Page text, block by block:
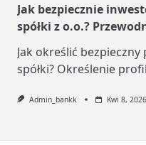
Jak bezpiecznie
spółki z o.o.?
Jak określić
spółki? Określenie
Admin_bankk Kwi 8, 2026